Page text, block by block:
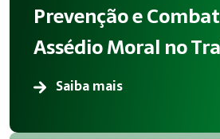
Prevenção e
Assédio Moral no
Saiba mais